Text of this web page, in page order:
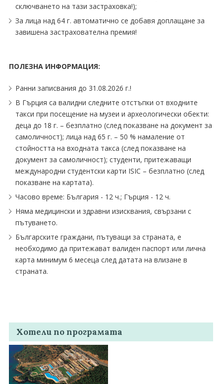
сключването на тази застраховка!);
За лица над 64 г. автоматично се добавя доплащане за
завишена застрахователна премия!
ПОЛЕЗНА ИНФОРМАЦИЯ:
Ранни записвания до 31.08.2026 г.!
В Гърция са валидни следните отстъпки от входните
такси при посещение на музеи и археологически обекти:
деца до 18 г. – безплатно (след показване на документ за
самоличност); лица над 65 г. – 50 % намаление от
стойността на входната такса (след показване на
документ за самоличност); студенти, притежаващи
международни студентски карти ISIC – безплатно (след
показване на картата).
Часово време: България - 12 ч.; Гърция - 12 ч.
Няма медицински и здравни изисквания, свързани с
пътуването.
Българските граждани, пътуващи за страната, е
необходимо да притежават валиден паспорт или лична
карта минимум 6 месеца след датата на влизане в
страната.
Хотели по програмата